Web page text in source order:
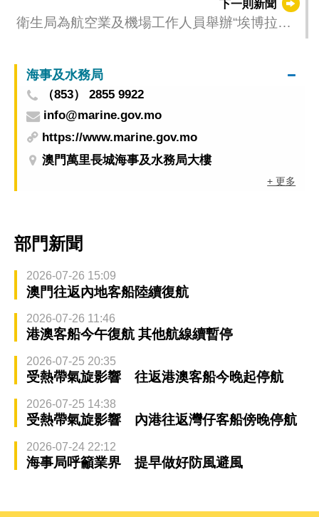
下一則新聞
衛生局為航空業及機場工作人員舉辦“埃博拉病
海事及水務局
（853） 2855 9922
info@marine.gov.mo
https://www.marine.gov.mo
澳門萬里長城海事及水務局大樓
+ 更多
部門新聞
2026-07-26 15:09
澳門往返內地客船陸續復航
2026-07-26 11:46
港澳客船今午復航 其他航線續暫停
2026-07-25 20:35
受熱帶氣旋影響 往返港澳客船今晚起停航
2026-07-25 14:38
受熱帶氣旋影響 內港往返灣仔客船傍晚停航
2026-07-24 22:12
海事局呼籲業界 提早做好防風避風